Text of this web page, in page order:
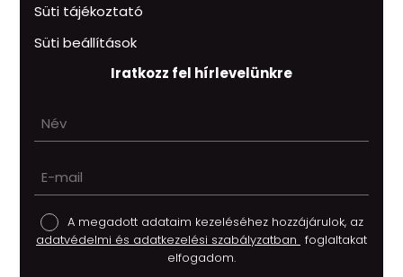
Süti tájékoztató
Süti beállítások
Iratkozz fel hírlevelünkre
A megadott adataim kezeléséhez hozzájárulok, az
adatvédelmi és adatkezelési szabályzatban foglaltakat
elfogadom.